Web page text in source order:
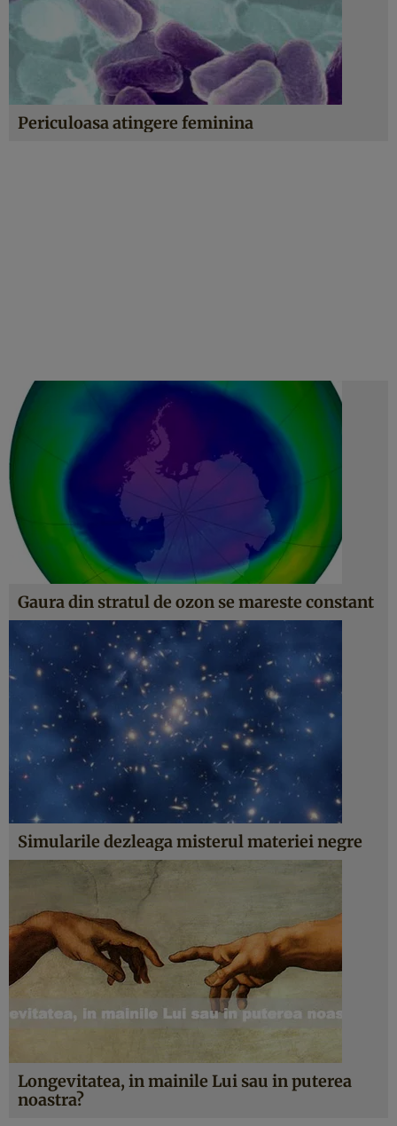
Periculoasa atingere feminina
Gaura din stratul de ozon se mareste constant
Simularile dezleaga misterul materiei negre
Longevitatea, in mainile Lui sau in puterea
noastra?